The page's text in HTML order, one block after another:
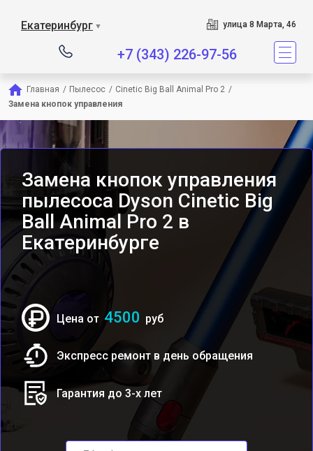
Екатеринбург ▼ улица 8 Марта, 46
+7 (343) 226-97-56
Главная / Пылесос / Cinetic Big Ball Animal Pro 2 /
Замена кнопок управления
Замена кнопок управления
пылесоса Dyson Cinetic Big
Ball Animal Pro 2 в
Екатеринбурге
Цена от 4500 руб
Экспресс ремонт в день обращения
Гарантия до 3-х лет